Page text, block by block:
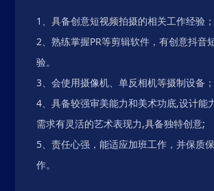
1、具备创意短视频拍摄的相关工作经验；
2、熟练掌握PR等剪辑软件，有创意抖音
验。
3、会使用摄像机、单反相机等摄制设备；
4、具备较强审美能力和美术功底,设计能
需求有灵活的艺术表现力,具备独特创意;
5、责任心强，能适应加班工作，并保质
作。